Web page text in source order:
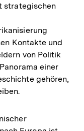
strategischen
Kontakte und
von Politik
einer
gehören,